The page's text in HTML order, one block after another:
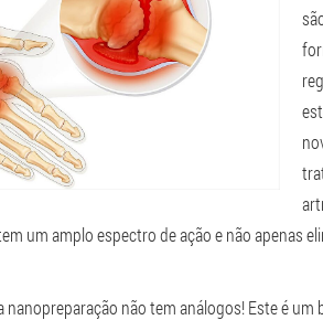
um amplo espectro de ação e não apenas
não tem análogos! Este é